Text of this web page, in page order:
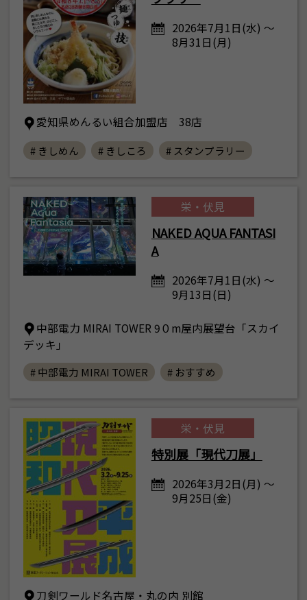
2026年7月1日(水) ～
8月31日(月)
愛知県めんるい組合加盟店 38店
# きしめん # きしころ # スタンプラリー
栄・伏見
NAKED AQUA FANTASI
A
2026年7月1日(水) ～
9月13日(日)
中部電力 MIRAI TOWER 9０m屋内展望台「スカイ
デッキ」
# 中部電力 MIRAI TOWER # おすすめ
栄・伏見
特別展「現代刀展」
2026年3月2日(月) ～
9月25日(金)
刀剣ワールド名古屋・丸の内 別館